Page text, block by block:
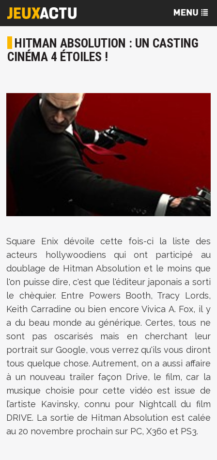
HITMAN ABSOLUTION : UN CASTING
CINÉMA 4 ÉTOILES !
Square Enix dévoile cette fois-ci la liste des
acteurs hollywoodiens qui ont participé au
doublage de Hitman Absolution et le moins que
l'on puisse dire, c'est que l'éditeur japonais a sorti
le chèquier. Entre Powers Booth, Tracy Lords,
Keith Carradine ou bien encore Vivica A. Fox, il y
a du beau monde au générique. Certes, tous ne
sont pas oscarisés mais en cherchant leur
portrait sur Google, vous verrez qu'ils vous diront
tous quelque chose. Autrement, on a aussi affaire
à un nouveau trailer façon Drive, le film, car la
musique choisie pour cette vidéo est issue de
l’artiste Kavinsky, connu pour Nightcall du film
DRIVE. La sortie de Hitman Absolution est calée
au 20 novembre prochain sur PC, X360 et PS3.